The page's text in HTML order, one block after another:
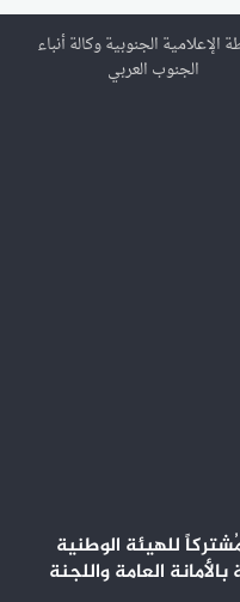
ث
ع
ن
الإعلامية الجنوبية وكالة أنباء
الجنوب العربي
للهيئة الوطنية
بالأمانة العامة واللجنة